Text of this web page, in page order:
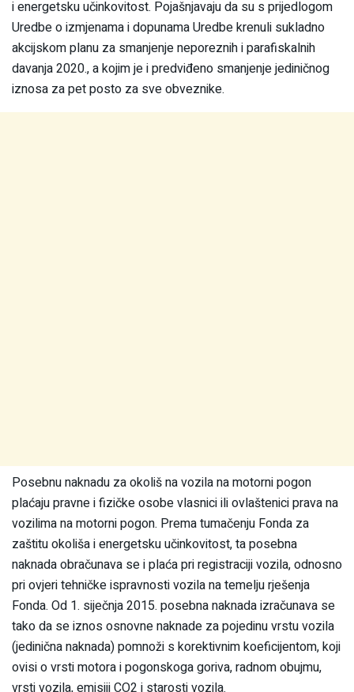
i energetsku učinkovitost. Pojašnjavaju da su s prijedlogom
Uredbe o izmjenama i dopunama Uredbe krenuli sukladno
akcijskom planu za smanjenje neporeznih i parafiskalnih
davanja 2020., a kojim je i predviđeno smanjenje jediničnog
iznosa za pet posto za sve obveznike.
Posebnu naknadu za okoliš na vozila na motorni pogon
plaćaju pravne i fizičke osobe vlasnici ili ovlaštenici prava na
vozilima na motorni pogon. Prema tumačenju Fonda za
zaštitu okoliša i energetsku učinkovitost, ta posebna
naknada obračunava se i plaća pri registraciji vozila, odnosno
pri ovjeri tehničke ispravnosti vozila na temelju rješenja
Fonda. Od 1. siječnja 2015. posebna naknada izračunava se
tako da se iznos osnovne naknade za pojedinu vrstu vozila
(jedinična naknada) pomnoži s korektivnim koeficijentom, koji
ovisi o vrsti motora i pogonskoga goriva, radnom obujmu,